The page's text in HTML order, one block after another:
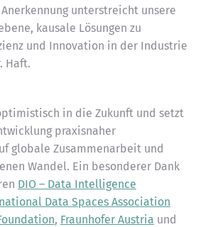
unterstreicht unsere
kausale Lösungen zu
und Innovation in der Industrie
Haft.
in die Zukunft und setzt
praxisnaher
globale Zusammenarbeit und
Wandel. Ein besonderer Dank
DIO – Data Intelligence
Data Spaces Association
, Fraunhofer Austria und